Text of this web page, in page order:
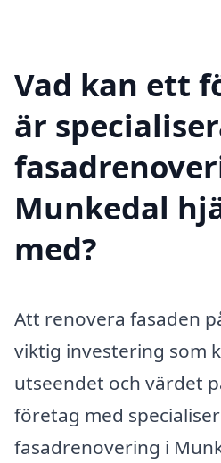
Vad kan ett
är
Munkedal
med?
Att renovera fasaden
viktig investering som
utseendet och värdet
företag med
fasadrenovering i